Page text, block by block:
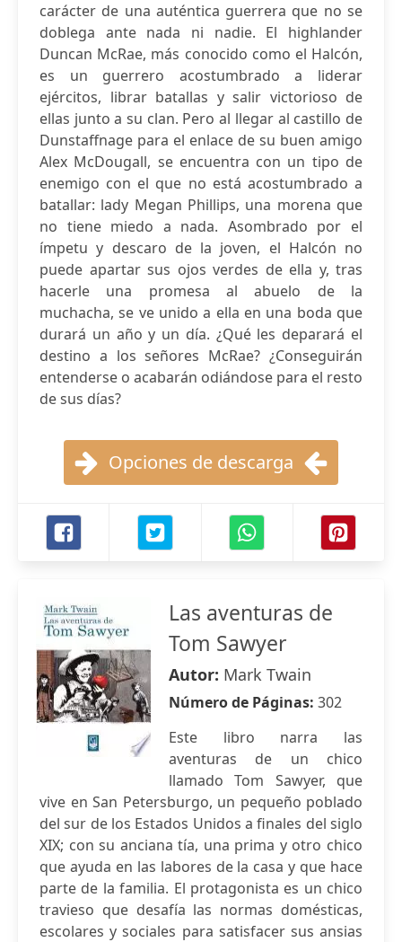
carácter de una auténtica guerrera que no se
doblega ante nada ni nadie. El highlander
Duncan McRae, más conocido como el Halcón,
es un guerrero acostumbrado a liderar
ejércitos, librar batallas y salir victorioso de
ellas junto a su clan. Pero al llegar al castillo de
Dunstaffnage para el enlace de su buen amigo
Alex McDougall, se encuentra con un tipo de
enemigo con el que no está acostumbrado a
batallar: lady Megan Phillips, una morena que
no tiene miedo a nada. Asombrado por el
ímpetu y descaro de la joven, el Halcón no
puede apartar sus ojos verdes de ella y, tras
hacerle una promesa al abuelo de la
muchacha, se ve unido a ella en una boda que
durará un año y un día. ¿Qué les deparará el
destino a los señores McRae? ¿Conseguirán
entenderse o acabarán odiándose para el resto
de sus días?
Opciones de descarga
Las aventuras de
Tom Sawyer
Autor: Mark Twain
Número de Páginas: 302
Este libro narra las
aventuras de un chico
llamado Tom Sawyer, que
vive en San Petersburgo, un pequeño poblado
del sur de los Estados Unidos a finales del siglo
XIX; con su anciana tía, una prima y otro chico
que ayuda en las labores de la casa y que hace
parte de la familia. El protagonista es un chico
travieso que desafía las normas domésticas,
escolares y sociales para satisfacer sus ansias